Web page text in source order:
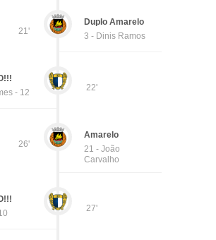
21'
Duplo Amarelo
3 - Dinis Ramos
22'
- 12
26'
Amarelo
21 - João
Carvalho
27'